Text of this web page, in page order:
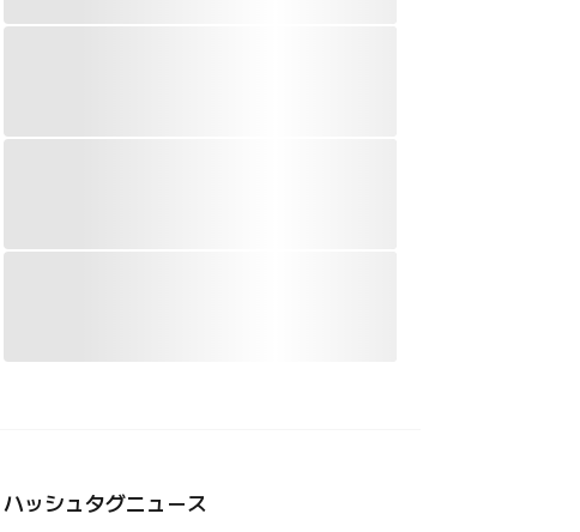
ハッシュタグニュース